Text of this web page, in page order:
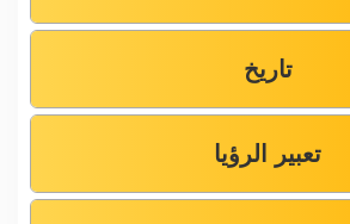
تاریخ
تعبیر الرؤیا